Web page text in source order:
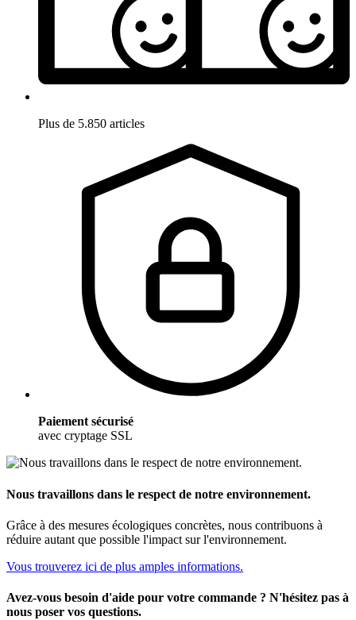
Plus de 5.850 articles
Paiement sécurisé
avec cryptage SSL
Nous travaillons dans le respect de notre environnement.
Grâce à des mesures écologiques concrètes, nous contribuons à
réduire autant que possible l'impact sur l'environnement.
Vous trouverez ici de plus amples informations.
Avez-vous besoin d'aide pour votre commande ? N'hésitez pas à
nous poser vos questions.